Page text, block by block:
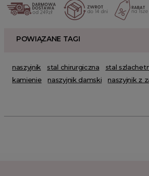
POWIĄZANE TAGI
naszyjnik stal chirurgiczna stal
kamienie
naszyjnik damski naszyjnik z